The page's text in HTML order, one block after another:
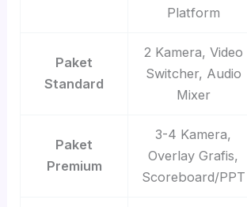
Platform
Paket
Standard
2 Kamera, Video
Switcher, Audio
Mixer
Paket
Premium
3-4 Kamera,
Overlay Grafis,
Scoreboard/PPT